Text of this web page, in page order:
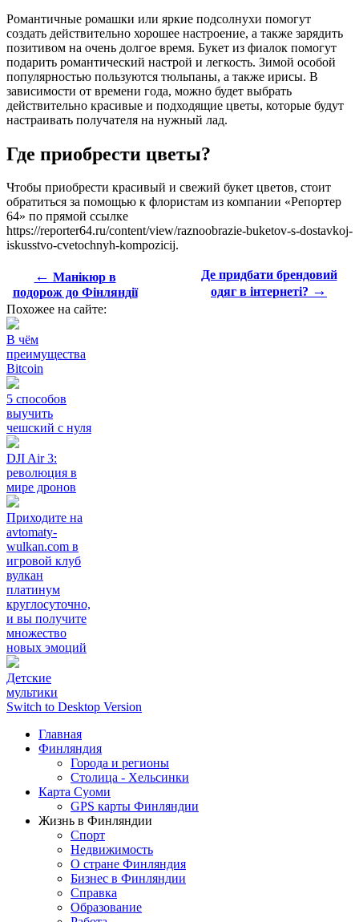
Романтичные ромашки или яркие подсолнухи помогут
создать действительно хорошее настроение, а также зарядить
позитивом на очень долгое время. Букет из фиалок помогут
подарить романтический настрой и легкость. Зимой особой
популярностью пользуются тюльпаны, а также ирисы. В
зависимости от времени года, можно будет выбрать
действительно красивые и подходящие цветы, которые будут
настраивать получателя на нужный лад.
Где приобрести цветы?
Чтобы приобрести красивый и свежий букет цветов, стоит
обратиться за помощью к флористам из компании «Репортер
64» по прямой ссылке
https://reporter64.ru/content/view/raznoobrazie-buketov-s-dostavkoj-
iskusstvo-cvetochnyh-kompozicij.
← Манікюр в
подорож до Фінляндії
Де придбати брендовий
одяг в інтернеті? →
Похожее на сайте:
В чём
преимущества
Bitcoin
5 способов
выучить
чешский с нуля
DJI Air 3:
революция в
мире дронов
Приходите на
avtomaty-
wulkan.com в
игровой клуб
вулкан
платинум
круглосуточно,
и вы получите
множество
новых эмоций
Детские
мультики
Switch to Desktop Version
Главная
Финляндия
Города и регионы
Столица - Хельсинки
Карта Суоми
GPS карты Финляндии
Жизнь в Финляндии
Спорт
Недвижимость
О стране Финляндия
Бизнес в Финляндии
Справка
Образование